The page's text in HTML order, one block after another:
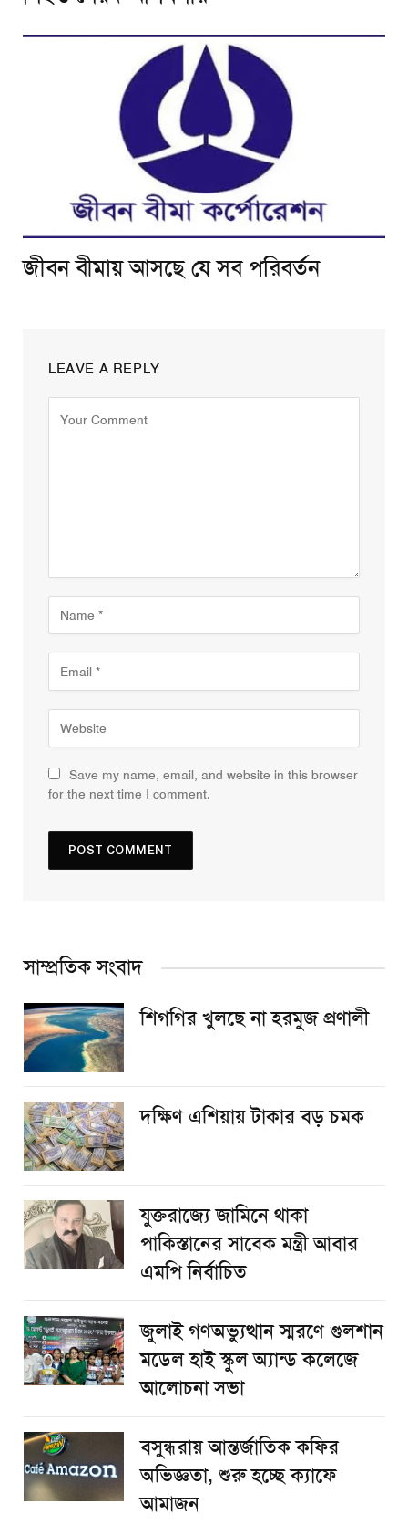
জীবন বীমায় আসছে যে সব পরিবর্তন
LEAVE A REPLY
Save my name, email, and website in this browser
for the next time I comment.
সাম্প্রতিক সংবাদ
শিগগির খুলছে না হরমুজ প্রণালী
দক্ষিণ এশিয়ায় টাকার বড় চমক
যুক্তরাজ্যে জামিনে থাকা
পাকিস্তানের সাবেক মন্ত্রী আবার
এমপি নির্বাচিত
জুলাই গণঅভ্যুত্থান স্মরণে গুলশান
মডেল হাই স্কুল অ্যান্ড কলেজে
আলোচনা সভা
বসুন্ধরায় আন্তর্জাতিক কফির
অভিজ্ঞতা, শুরু হচ্ছে ক্যাফে
আমাজন